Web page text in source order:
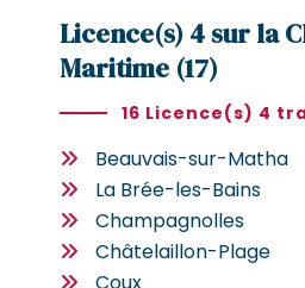
Licence(s) 4 sur la
Maritime (17)
16 Licence(s) 4
Beauvais-sur-Matha
La Brée-les-Bains
Champagnolles
Châtelaillon-Plage
Coux